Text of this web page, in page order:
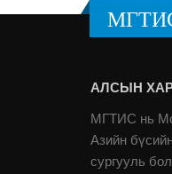
АЛСЫН
МГТИС нь
Азийн
сургууль